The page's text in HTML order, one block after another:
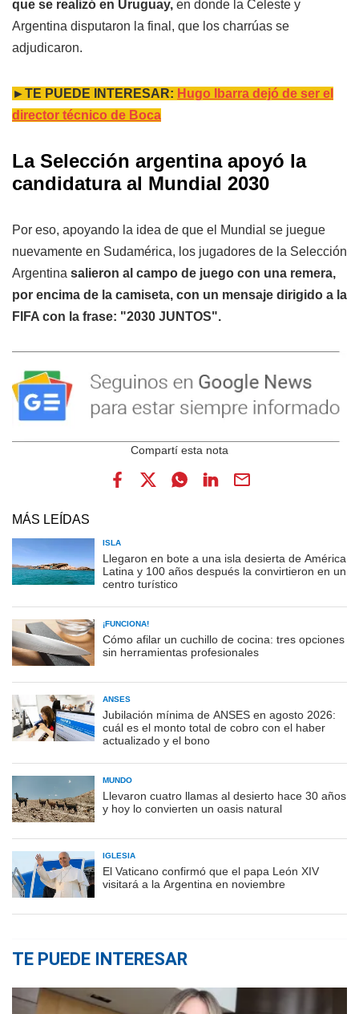
que se realizó en Uruguay, en donde la Celeste y
Argentina disputaron la final, que los charrúas se
adjudicaron.
►TE PUEDE INTERESAR: Hugo Ibarra dejó de ser el
director técnico de Boca
La Selección argentina apoyó la
candidatura al Mundial 2030
Por eso, apoyando la idea de que el Mundial se juegue
nuevamente en Sudamérica, los jugadores de la Selección
Argentina salieron al campo de juego con una remera,
por encima de la camiseta, con un mensaje dirigido a la
FIFA con la frase: "2030 JUNTOS".
MÁS LEÍDAS
ISLA
Llegaron en bote a una isla desierta de América
Latina y 100 años después la convirtieron en un
centro turístico
¡FUNCIONA!
Cómo afilar un cuchillo de cocina: tres opciones
sin herramientas profesionales
ANSES
Jubilación mínima de ANSES en agosto 2026:
cuál es el monto total de cobro con el haber
actualizado y el bono
MUNDO
Llevaron cuatro llamas al desierto hace 30 años
y hoy lo convierten un oasis natural
IGLESIA
El Vaticano confirmó que el papa León XIV
visitará a la Argentina en noviembre
TE PUEDE INTERESAR